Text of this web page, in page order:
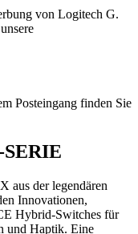
von Logitech G.
Posteingang finden Sie
aus der legendären
Innovationen,
Hybrid-Switches für
und Haptik. Eine